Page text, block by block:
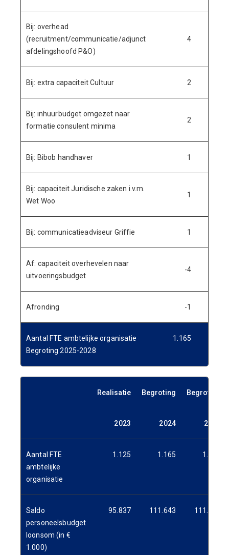
Bij: overhead
(recruitment/communicatie/adjunct
afdelingshoofd P&O)
4
Bij: extra capaciteit Cultuur 2
Bij: inhuurbudget omgezet naar
formatie consulent minima
2
Bij: Bibob handhaver 1
Bij: capaciteit Juridische zaken i.v.m.
Wet Woo
1
Bij: communicatieadviseur Griffie 1
Af: capaciteit overhevelen naar
uitvoeringsbudget
-4
Afronding -1
Aantal FTE ambtelijke organisatie
Begroting 2025-2028
1.165
Realisatie Begroting Begroting
2023 2024 2025
Aantal FTE
ambtelijke
organisatie
1.125 1.165 1.151
Saldo
personeelsbudget
loonsom (in €
1.000)
95.837 111.643 111.314